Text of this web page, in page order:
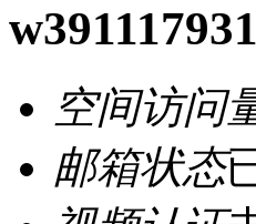
w391117931
空间访问
邮箱状态